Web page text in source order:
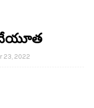
చేయూత
23, 2022